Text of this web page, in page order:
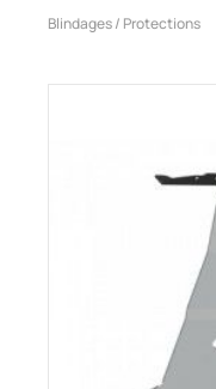
Blindages / Protections